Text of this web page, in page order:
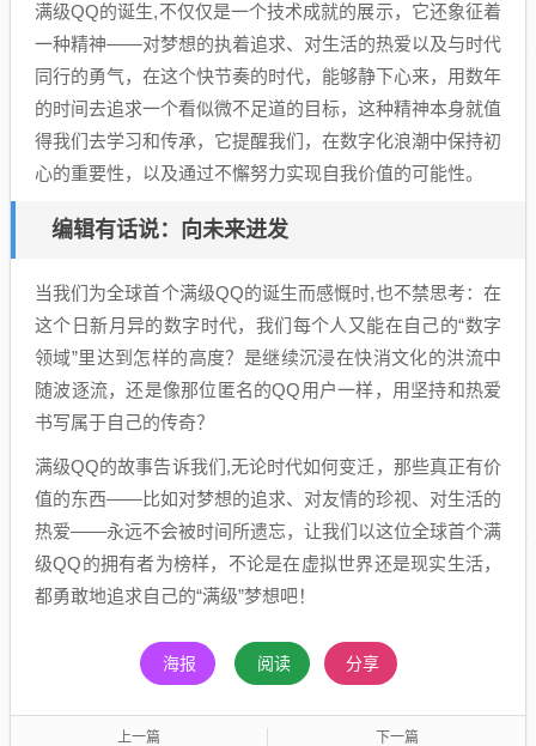
满级QQ的诞生,不仅仅是一个技术成就的展示，它还象征着
一种精神——对梦想的执着追求、对生活的热爱以及与时代
同行的勇气，在这个快节奏的时代，能够静下心来，用数年
的时间去追求一个看似微不足道的目标，这种精神本身就值
得我们去学习和传承，它提醒我们，在数字化浪潮中保持初
心的重要性，以及通过不懈努力实现自我价值的可能性。
编辑有话说：向未来进发
当我们为全球首个满级QQ的诞生而感慨时,也不禁思考：在
这个日新月异的数字时代，我们每个人又能在自己的“数字
领域”里达到怎样的高度？是继续沉浸在快消文化的洪流中
随波逐流，还是像那位匿名的QQ用户一样，用坚持和热爱
书写属于自己的传奇？
满级QQ的故事告诉我们,无论时代如何变迁，那些真正有价
值的东西——比如对梦想的追求、对友情的珍视、对生活的
热爱——永远不会被时间所遗忘，让我们以这位全球首个满
级QQ的拥有者为榜样，不论是在虚拟世界还是现实生活，
都勇敢地追求自己的“满级”梦想吧！
海报 阅读 分享
上一篇 下一篇